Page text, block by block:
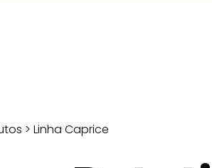
> Linha Caprice